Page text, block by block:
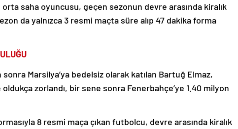
saha oyuncusu, geçen sezonun devre arasında kiralık
da yalnızca 3 resmi maçta süre alıp 47 dakika forma
sonra Marsilya’ya bedelsiz olarak katılan Bartuğ Elmaz,
zorlandı, bir sene sonra Fenerbahçe’ye 1.40 milyon
8 resmi maça çıkan futbolcu, devre arasında kiralık